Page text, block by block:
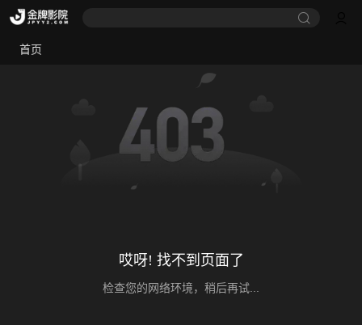
首页
哎呀! 找不到页面了
检查您的网络环境，稍后再试...